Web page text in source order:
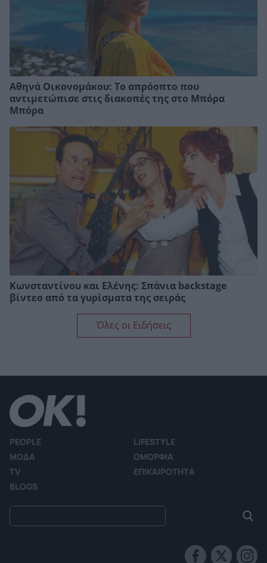
Αθηνά Οικονομάκου: Το απρόοπτο που
αντιμετώπισε στις διακοπές της στο Μπόρα
Μπόρα
Κωνσταντίνου και Ελένης: Σπάνια backstage
βίντεο από τα γυρίσματα της σειράς
Όλες οι Ειδήσεις
PEOPLE
LIFESTYLE
ΜΟΔΑ
ΟΜΟΡΦΙΑ
TV
ΕΠΙΚΑΙΡΟΤΗΤΑ
BLOGS